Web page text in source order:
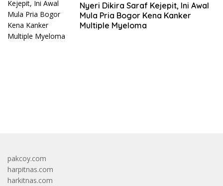
Nyeri Dikira Saraf Kejepit, Ini Awal
Mula Pria Bogor Kena Kanker
Multiple Myeloma
pakcoy.com
harpitnas.com
harkitnas.com